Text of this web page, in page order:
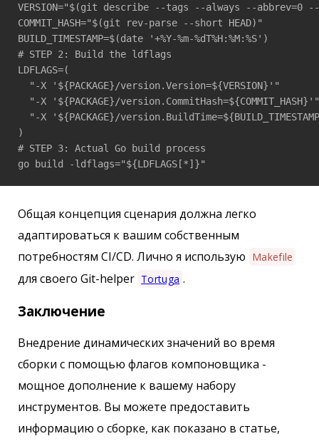
VERSION="$(git describe --tags --always --
COMMIT_HASH="$(git rev-parse --short HEAD)"
BUILD_TIMESTAMP=$(date '+%Y-%m-%dT%H:%M:%S')
# STEP 2: Build the ldflags
LDFLAGS=(
  "-X '${PACKAGE}/version.Version=${VERSION}'"
  "-X '${PACKAGE}/version.CommitHash=${COMMIT_HASH}'"
"-X '${PACKAGE}/
)
# STEP 3: Actual Go build process
go build -ldflags="${LDFLAGS[*]}"
Общая концепция сценария должна легко
адаптироваться к вашим собственным
потребностям CI/CD. Лично я использую Makefile
для своего Git-helper Tortuga .
Заключение
Внедрение динамических значений во время
сборки с помощью флагов компоновщика -
мощное дополнение к вашему набору
инструментов. Вы можете предоставить
информацию о сборке, как показано в статье,